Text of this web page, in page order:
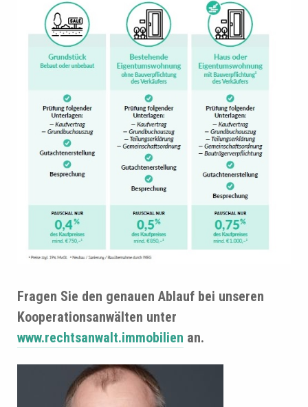
Fragen Sie den genauen Ablauf bei unseren
Kooperationsanwälten unter
www.rechtsanwalt.immobilien an.